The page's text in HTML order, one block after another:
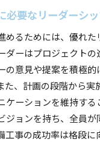
必要なリーダーシ
めるためには、優れ
ダーはプロジェクト
の意見や提案を積極
た、計画の段階から実
ケーションを維持する
ジョンを持ち、全員が
事の成功率は格段に